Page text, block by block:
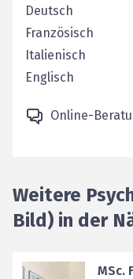
Deutsch
Französisch
Italienisch
Englisch
Online-
Weitere
Bild) in der
MSc.